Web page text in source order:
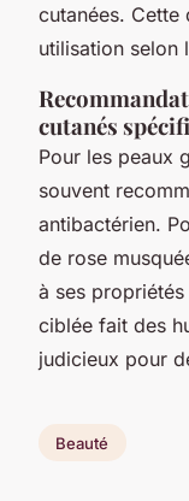
cutanées. Cette
utilisation selon
cutanés
Pour les peaux
souvent
antibactérien.
de rose
à ses
ciblée fait des
judicieux pour
Beauté